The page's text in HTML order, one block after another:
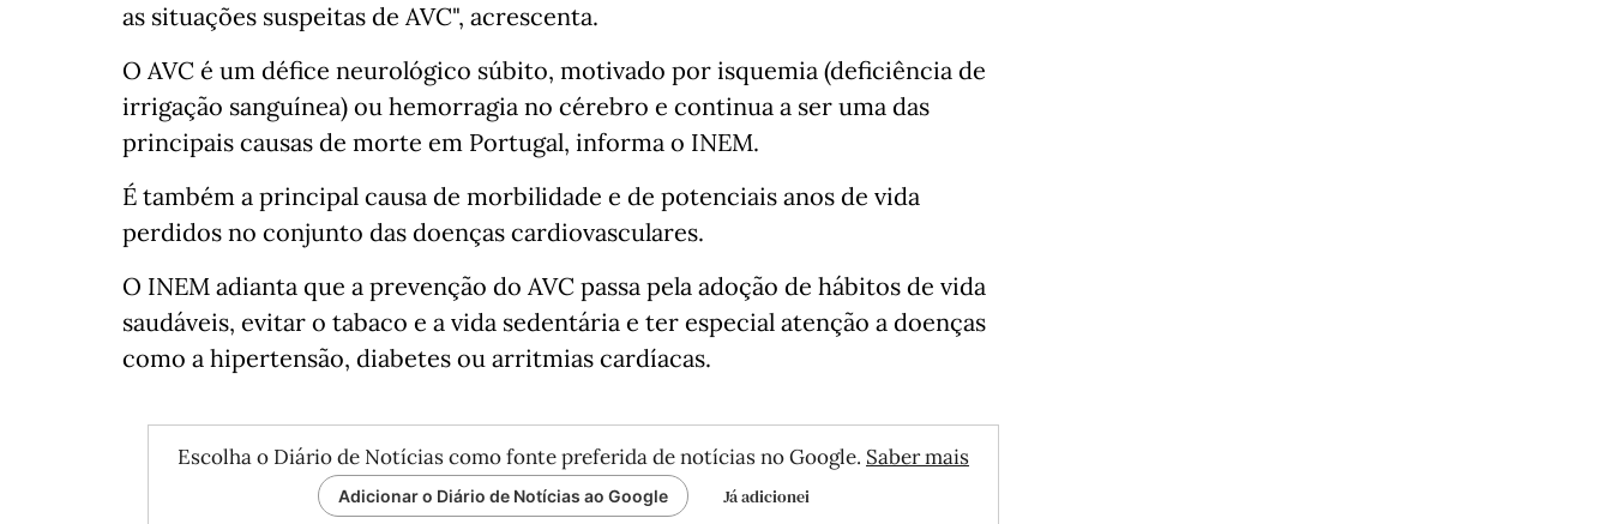
as situações suspeitas de AVC", acrescenta.
O AVC é um défice neurológico súbito, motivado por isquemia (deficiência de
irrigação sanguínea) ou hemorragia no cérebro e continua a ser uma das
principais causas de morte em Portugal, informa o INEM.
É também a principal causa de morbilidade e de potenciais anos de vida
perdidos no conjunto das doenças cardiovasculares.
O INEM adianta que a prevenção do AVC passa pela adoção de hábitos de vida
saudáveis, evitar o tabaco e a vida sedentária e ter especial atenção a doenças
como a hipertensão, diabetes ou arritmias cardíacas.
Escolha o Diário de Notícias como fonte preferida de notícias no Google. Saber mais
Adicionar o Diário de Notícias ao Google Já adicionei